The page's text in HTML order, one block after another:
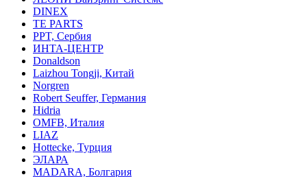
DINEX
TE PARTS
PPT, Сербия
ИНТА-ЦЕНТР
Donaldson
Laizhou Tongji, Китай
Norgren
Robert Seuffer, Германия
Hidria
OMFB, Италия
LIAZ
Hottecke, Турция
ЭЛАРА
MADARA, Болгария